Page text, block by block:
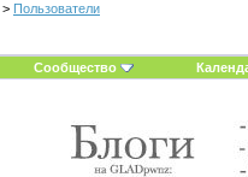
> Пользователи
Сообщество